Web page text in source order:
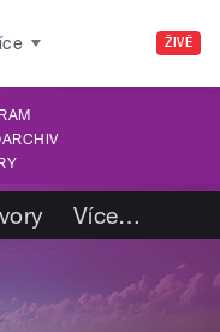
ŽIVĚ
Více…